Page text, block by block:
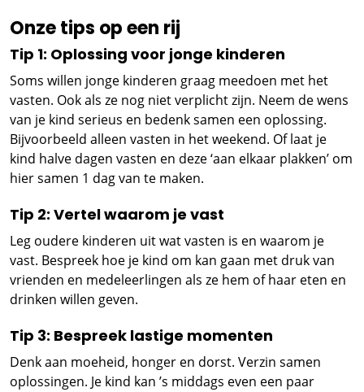
Onze tips op een rij
Tip 1: Oplossing voor jonge kinderen
Soms willen jonge kinderen graag meedoen met het
vasten. Ook als ze nog niet verplicht zijn. Neem de wens
van je kind serieus en bedenk samen een oplossing.
Bijvoorbeeld alleen vasten in het weekend. Of laat je
kind halve dagen vasten en deze ‘aan elkaar plakken’ om
hier samen 1 dag van te maken.
Tip 2: Vertel waarom je vast
Leg oudere kinderen uit wat vasten is en waarom je
vast. Bespreek hoe je kind om kan gaan met druk van
vrienden en medeleerlingen als ze hem of haar eten en
drinken willen geven.
Tip 3: Bespreek lastige momenten
Denk aan moeheid, honger en dorst. Verzin samen
oplossingen. Je kind kan ’s middags even een paar